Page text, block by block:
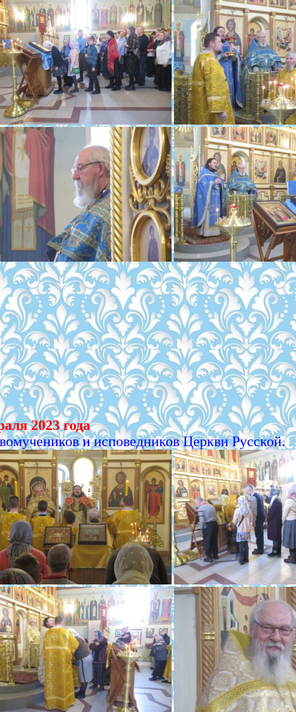
2023 года
и исповедников Церкви Русской.